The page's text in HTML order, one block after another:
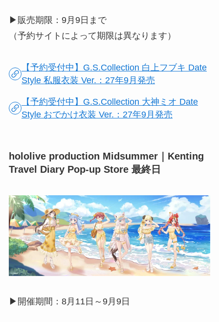
▶︎販売期限：9月9日まで
（予約サイトによって期限は異なります）
【予約受付中】G.S.Collection 白上フブキ Date
Style 私服衣装 Ver.：27年9月発売
【予約受付中】G.S.Collection 大神ミオ Date
Style おでかけ衣装 Ver.：27年9月発売
hololive production Midsummer｜Kenting
Travel Diary Pop-up Store 最終日
▶︎開催期間：8月11日～9月9日